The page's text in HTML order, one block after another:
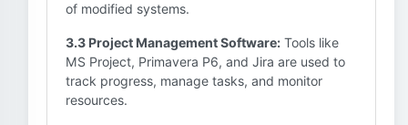
of modified systems.
3.3 Project Management Software: Tools like
MS Project, Primavera P6, and Jira are used to
track progress, manage tasks, and monitor
resources.